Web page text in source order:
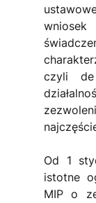
czyli de
Od 1
istotne
MIP o